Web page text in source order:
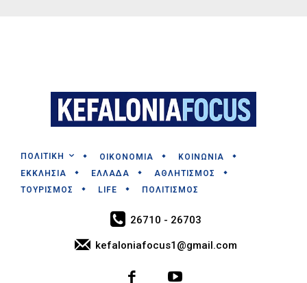
ΠΟΛΙΤΙΚΗ ΟΙΚΟΝΟΜΙΑ
ΚΟΙΝΩΝΙΑ
ΕΚΚΛΗΣΙΑ
ΕΛΛΑΔΑ
ΑΘΛΗΤΙΣΜΟΣ
ΤΟΥΡΙΣΜΟΣ
LIFE ΠΟΛΙΤΙΣΜΟΣ
26710 - 26703
kefaloniafocus1@gmail.com